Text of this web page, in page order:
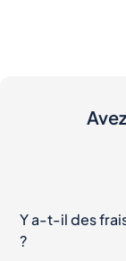
Y a-t-il des
?